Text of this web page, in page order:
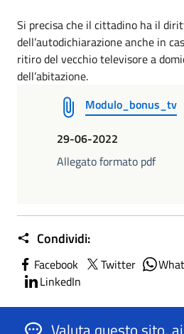
Si precisa che il cittadino ha il
dell’autodichiarazione anche in
ritiro del vecchio televisore a
dell’abitazione.
Modulo_bonus_tv
29-06-2022
Allegato formato pdf
Condividi:
Facebook Twitter
LinkedIn